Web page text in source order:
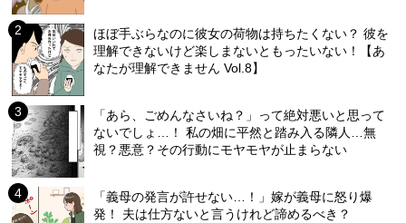
ほぼ手ぶらなのに彼女の荷物は持ちたくない？ 彼を
理解できないけど楽しまないともったいない！【あ
なたが理解できません Vol.8】
「あら、ごめんなさいね？」って絶対悪いと思って
ないでしょ…！ 私の畑に平然と踏み入る隣人…無
視？悪意？その行動にモヤモヤが止まらない
「義母の発言が許せない…！」嫁が義母に怒り爆
発！ 夫は仕方ないと言うけれど諦めるべき？